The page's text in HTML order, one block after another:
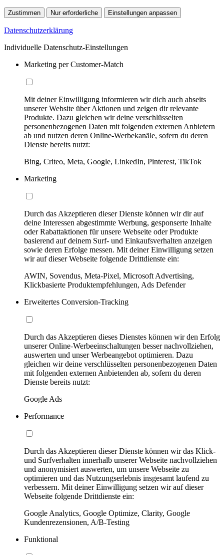
Zustimmen Nur erforderliche Einstellungen anpassen
Datenschutzerklärung
Individuelle Datenschutz-Einstellungen
Marketing per Customer-Match
Mit deiner Einwilligung informieren wir dich auch abseits
unserer Website über Aktionen und zeigen dir relevante
Produkte. Dazu gleichen wir deine verschlüsselten
personenbezogenen Daten mit folgenden externen Anbietern
ab und nutzen deren Online-Werbekanäle, sofern du deren
Dienste bereits nutzt:
Bing, Criteo, Meta, Google, LinkedIn, Pinterest, TikTok
Marketing
Durch das Akzeptieren dieser Dienste können wir dir auf
deine Interessen abgestimmte Werbung, gesponserte Inhalte
oder Rabattaktionen für unsere Webseite oder Produkte
basierend auf deinem Surf- und Einkaufsverhalten anzeigen
sowie deren Erfolge messen. Mit deiner Einwilligung setzen
wir auf dieser Webseite folgende Drittdienste ein:
AWIN, Sovendus, Meta-Pixel, Microsoft Advertising,
Klickbasierte Produktempfehlungen, Ads Defender
Erweitertes Conversion-Tracking
Durch das Akzeptieren dieses Dienstes können wir den Erfolg
unserer Online-Werbeeinschaltungen besser nachvollziehen,
auswerten und unser Werbeangebot optimieren. Dazu
gleichen wir deine verschlüsselten personenbezogenen Daten
mit folgenden externen Anbietenden ab, sofern du deren
Dienste bereits nutzt:
Google Ads
Performance
Durch das Akzeptieren dieser Dienste können wir das Klick-
und Surfverhalten innerhalb unserer Webseite nachvollziehen
und anonymisiert auswerten, um unsere Webseite zu
optimieren und das Nutzungserlebnis insgesamt laufend zu
verbessern. Mit deiner Einwilligung setzen wir auf dieser
Webseite folgende Drittdienste ein:
Google Analytics, Google Optimize, Clarity, Google
Kundenrezensionen, A/B-Testing
Funktional